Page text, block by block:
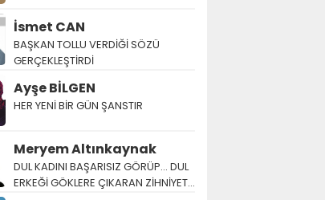
İsmet CAN
BAŞKAN TOLLU VERDİĞİ SÖZÜ
GERÇEKLEŞTİRDİ
Ayşe BİLGEN
HER YENİ BİR GÜN ŞANSTIR
Meryem Altınkaynak
DUL KADINI BAŞARISIZ GÖRÜP… DUL
ERKEĞİ GÖKLERE ÇIKARAN ZİHNİYET…